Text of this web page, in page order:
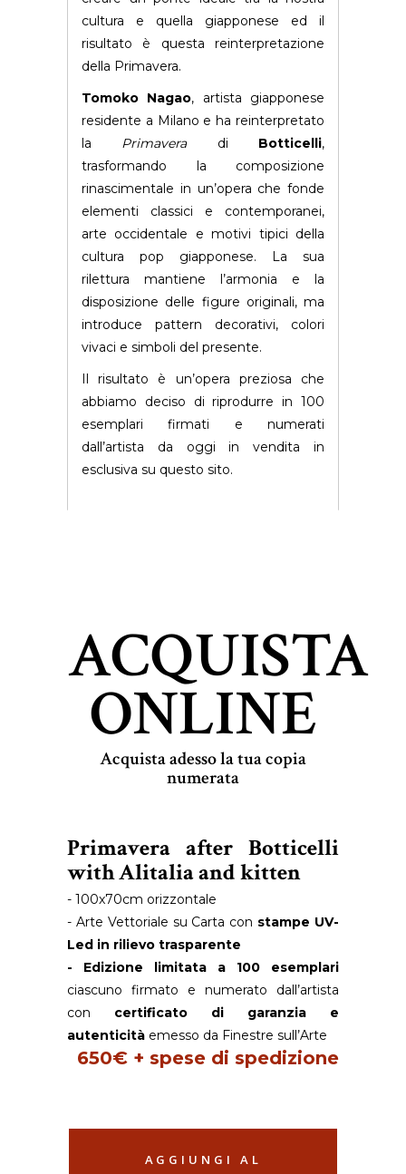
cultura e quella giapponese ed il
risultato è questa reinterpretazione
della Primavera.
Tomoko Nagao, artista giapponese
residente a Milano e ha reinterpretato
la Primaveradi Botticelli,
trasformando la composizione
rinascimentale in un’opera che fonde
elementi classici e contemporanei,
arte occidentale e motivi tipici della
cultura pop giapponese. La sua
rilettura mantiene l’armonia e la
disposizione delle figure originali, ma
introduce pattern decorativi, colori
vivaci e simboli del presente.
Il risultato è un’opera preziosa che
abbiamo deciso di riprodurre in 100
esemplari firmati e numerati
dall’artista da oggi in vendita in
esclusiva su questo sito.
ACQUISTA
ONLINE
Acquista adesso la tua copia
numerata
Primavera after Botticelli
with Alitalia and kitten
- 100x70cm orizzontale
- Arte Vettoriale su Carta con stampe UV-
Led in rilievo trasparente
- Edizione limitata a 100 esemplari
ciascuno firmato e numerato dall’artista
con certificato di garanzia e
autenticità emesso da Finestre sull’Arte
650€ + spese di spedizione
AGGIUNGI AL